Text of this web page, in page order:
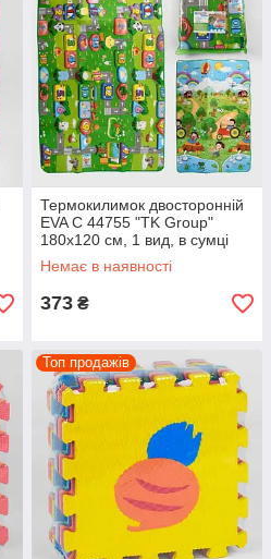
Термокилимок двосторонній
EVA C 44755 "TK Group"
180х120 см, 1 вид, в сумці
Немає в наявності
373 ₴
Топ продажів